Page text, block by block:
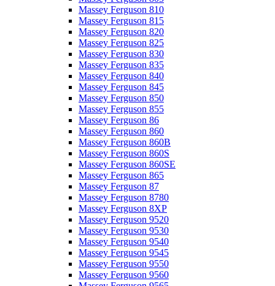
Massey Ferguson 810
Massey Ferguson 815
Massey Ferguson 820
Massey Ferguson 825
Massey Ferguson 830
Massey Ferguson 835
Massey Ferguson 840
Massey Ferguson 845
Massey Ferguson 850
Massey Ferguson 855
Massey Ferguson 86
Massey Ferguson 860
Massey Ferguson 860B
Massey Ferguson 860S
Massey Ferguson 860SE
Massey Ferguson 865
Massey Ferguson 87
Massey Ferguson 8780
Massey Ferguson 8XP
Massey Ferguson 9520
Massey Ferguson 9530
Massey Ferguson 9540
Massey Ferguson 9545
Massey Ferguson 9550
Massey Ferguson 9560